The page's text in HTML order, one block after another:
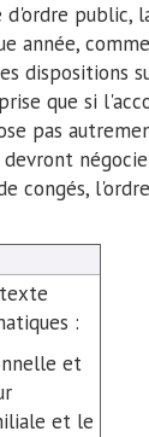
public,
année,
dispositions
que si
pas
congés,
:
et
et le